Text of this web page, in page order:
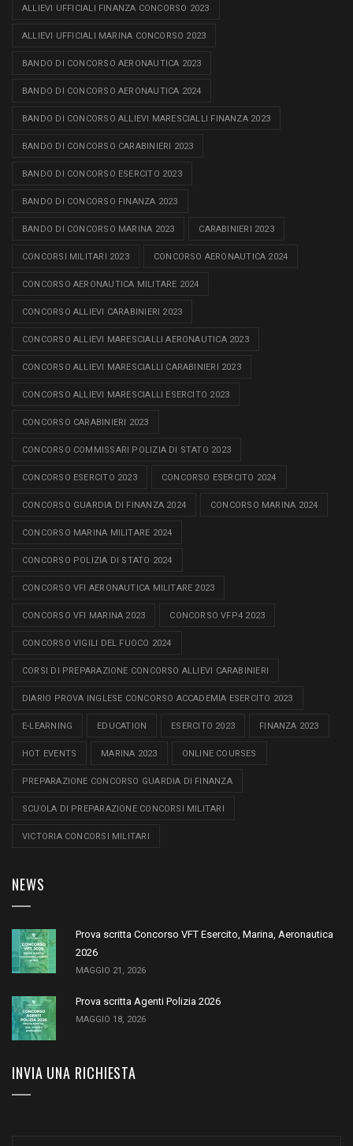
ALLIEVI UFFICIALI FINANZA CONCORSO 2023
ALLIEVI UFFICIALI MARINA CONCORSO 2023
BANDO DI CONCORSO AERONAUTICA 2023
BANDO DI CONCORSO AERONAUTICA 2024
BANDO DI CONCORSO ALLIEVI MARESCIALLI FINANZA 2023
BANDO DI CONCORSO CARABINIERI 2023
BANDO DI CONCORSO ESERCITO 2023
BANDO DI CONCORSO FINANZA 2023
BANDO DI CONCORSO MARINA 2023 CARABINIERI 2023
CONCORSI MILITARI 2023 CONCORSO AERONAUTICA 2024
CONCORSO AERONAUTICA MILITARE 2024
CONCORSO ALLIEVI CARABINIERI 2023
CONCORSO ALLIEVI MARESCIALLI AERONAUTICA 2023
CONCORSO ALLIEVI MARESCIALLI CARABINIERI 2023
CONCORSO ALLIEVI MARESCIALLI ESERCITO 2023
CONCORSO CARABINIERI 2023
CONCORSO COMMISSARI POLIZIA DI STATO 2023
CONCORSO ESERCITO 2023 CONCORSO ESERCITO 2024
CONCORSO GUARDIA DI FINANZA 2024 CONCORSO MARINA 2024
CONCORSO MARINA MILITARE 2024
CONCORSO POLIZIA DI STATO 2024
CONCORSO VFI AERONAUTICA MILITARE 2023
CONCORSO VFI MARINA 2023 CONCORSO VFP4 2023
CONCORSO VIGILI DEL FUOCO 2024
CORSI DI PREPARAZIONE CONCORSO ALLIEVI CARABINIERI
DIARIO PROVA INGLESE CONCORSO ACCADEMIA ESERCITO 2023
E-LEARNING EDUCATION ESERCITO 2023 FINANZA 2023
HOT EVENTS MARINA 2023 ONLINE COURSES
PREPARAZIONE CONCORSO GUARDIA DI FINANZA
SCUOLA DI PREPARAZIONE CONCORSI MILITARI
VICTORIA CONCORSI MILITARI
NEWS
Prova scritta Concorso VFT Esercito, Marina, Aeronautica
2026
MAGGIO 21, 2026
Prova scritta Agenti Polizia 2026
MAGGIO 18, 2026
INVIA UNA RICHIESTA